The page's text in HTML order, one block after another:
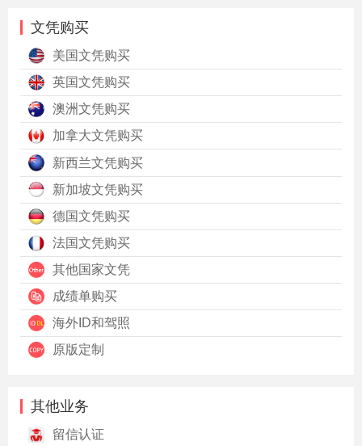
文凭购买
美国文凭购买
英国文凭购买
澳洲文凭购买
加拿大文凭购买
新西兰文凭购买
新加坡文凭购买
德国文凭购买
法国文凭购买
其他国家文凭
成绩单购买
海外ID和驾照
原版定制
其他业务
留信认证